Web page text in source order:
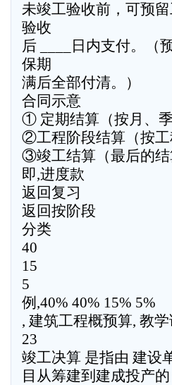
未竣工验收前，可预
验收
后 ____日内支付。（
保期
满后全部付清。）
合同示意
① 定期结算（按月、季
②工程阶段结算（按工
③竣工结算（最后的结
即,进度款
返回复习
返回按阶段
分类
40
15
5
例,40% 40% 15% 5%
, 建筑工程概预算, 教
23
竣工决算 是指由 建设
目从筹建到建成投产